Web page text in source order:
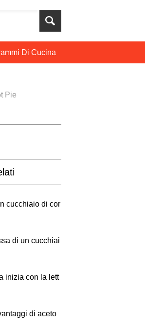
Di Cucina
Pie
cucchiaio di cor
di un cucchiai
inizia con la lett
di aceto